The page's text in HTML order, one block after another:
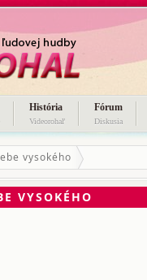
História
Videorohaľ
Fórum
Diskusia
vysokého
VYSOKÉHO